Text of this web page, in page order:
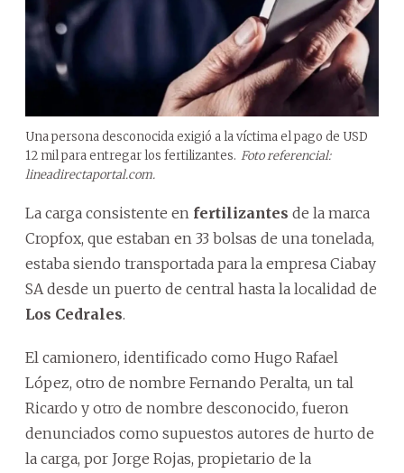
Una persona desconocida exigió a la víctima el pago de USD
12 mil para entregar los fertilizantes. Foto referencial:
lineadirectaportal.com.
La carga consistente en fertilizantes de la marca
Cropfox, que estaban en 33 bolsas de una tonelada,
estaba siendo transportada para la empresa Ciabay
SA desde un puerto de central hasta la localidad de
Los Cedrales.
El camionero, identificado como Hugo Rafael
López, otro de nombre Fernando Peralta, un tal
Ricardo y otro de nombre desconocido, fueron
denunciados como supuestos autores de hurto de
la carga, por Jorge Rojas, propietario de la